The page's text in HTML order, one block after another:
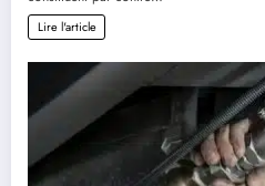
Lire l'article